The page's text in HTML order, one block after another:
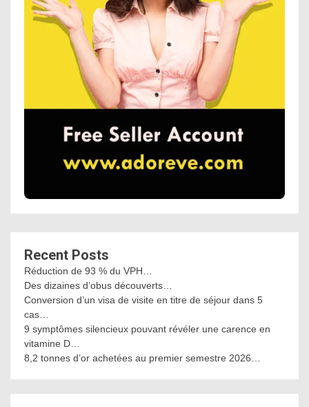
Recent Posts
Réduction de 93 % du VPH…
Des dizaines d’obus découverts…
Conversion d’un visa de visite en titre de séjour dans 5
cas…
9 symptômes silencieux pouvant révéler une carence en
vitamine D…
8,2 tonnes d’or achetées au premier semestre 2026…